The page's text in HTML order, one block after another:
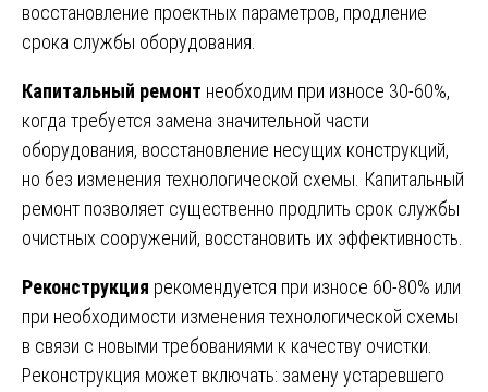
восстановление проектных параметров, продление
срока службы оборудования.
Капитальный ремонт необходим при износе 30-60%,
когда требуется замена значительной части
оборудования, восстановление несущих конструкций,
но без изменения технологической схемы. Капитальный
ремонт позволяет существенно продлить срок службы
очистных сооружений, восстановить их эффективность.
Реконструкция рекомендуется при износе 60-80% или
при необходимости изменения технологической схемы
в связи с новыми требованиями к качеству очистки.
Реконструкция может включать: замену устаревшего